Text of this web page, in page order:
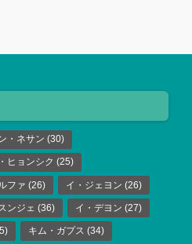
・ネサン (30)
ヒョンシク (25)
ファ (26) イ・ジェヨン (26)
ンジェ (36) イ・デヨン (27)
キム・ガプス (34)